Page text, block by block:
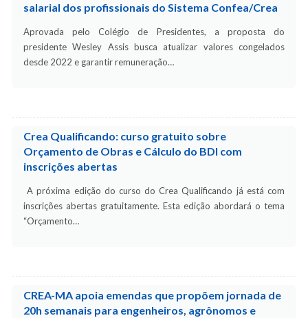
salarial dos profissionais do Sistema Confea/Crea
Aprovada pelo Colégio de Presidentes, a proposta do
presidente Wesley Assis busca atualizar valores congelados
desde 2022 e garantir remuneração…
Crea Qualificando: curso gratuito sobre
Orçamento de Obras e Cálculo do BDI com
inscrições abertas
A próxima edição do curso do Crea Qualificando já está com
inscrições abertas gratuitamente. Esta edição abordará o tema
“Orçamento…
CREA-MA apoia emendas que propõem jornada de
20h semanais para engenheiros, agrônomos e